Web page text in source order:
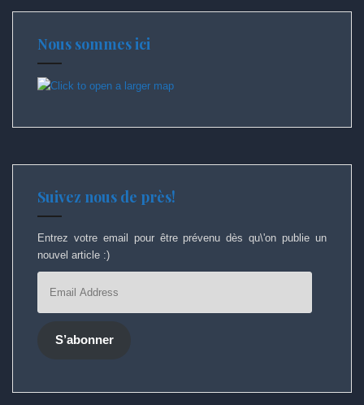
Nous sommes ici
Suivez nous de près!
Entrez votre email pour être prévenu dès qu\'on publie un
nouvel article :)
Address
S’abonner